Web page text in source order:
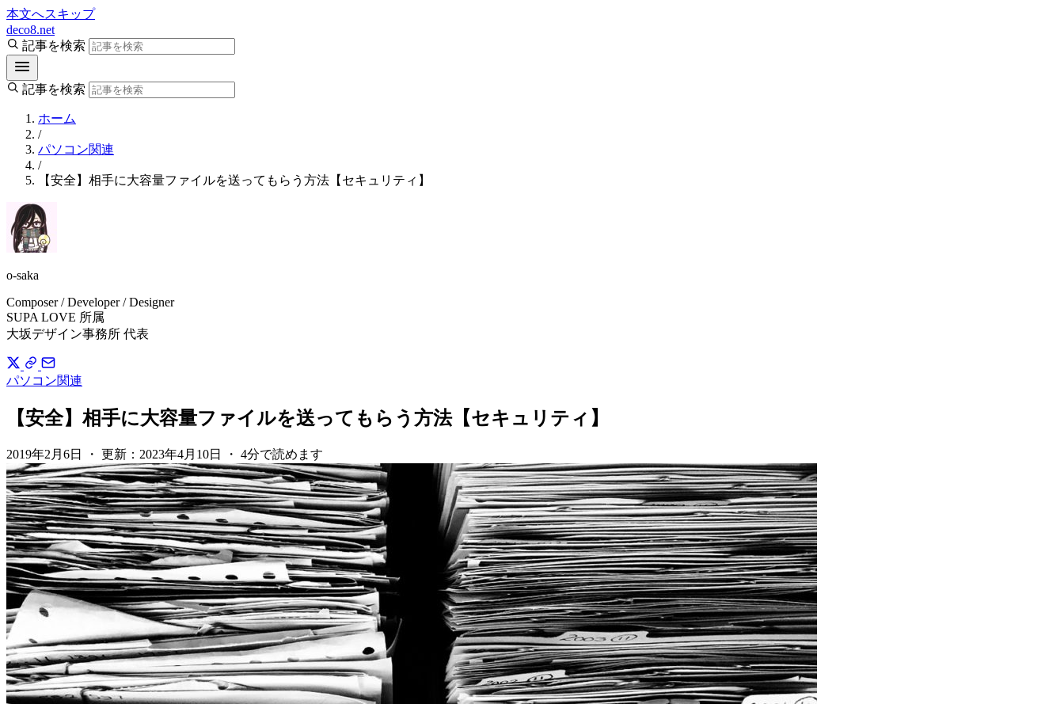
本文へスキップ
deco8.net
記事を検索
記事を検索
ホーム
/
パソコン関連
/
【安全】相手に大容量ファイルを送ってもらう方法【セキュリティ】
o-saka
Composer / Developer / Designer
SUPA LOVE 所属
大坂デザイン事務所 代表
パソコン関連
【安全】相手に大容量ファイルを送ってもらう方法【セキュリティ】
2019年2月6日 ・ 更新： 2023年4月10日 ・ 4分で読めます